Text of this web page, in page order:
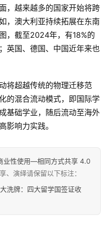
，越来越多的国家开始将跨
，澳大利亚持续拓展在东南
，截至2024年，有18%的
英国、德国、中国近年来也
将超越传统的物理迁移范
的混合流动模式，即国际学
基础学业，随后流动至海外
影响力实践。
业性使用—相同方式共享 4.0
、演绎请保留以下标注：
大洗牌：四大留学国签证收